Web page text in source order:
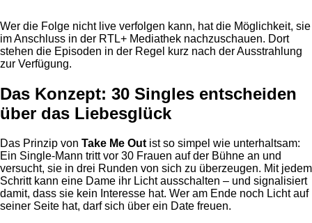
Wer die Folge nicht live verfolgen kann, hat die Möglichkeit, sie
im Anschluss in der RTL+ Mediathek nachzuschauen. Dort
stehen die Episoden in der Regel kurz nach der Ausstrahlung
zur Verfügung.
Das Konzept: 30 Singles entscheiden
über das Liebesglück
Das Prinzip von Take Me Out ist so simpel wie unterhaltsam:
Ein Single-Mann tritt vor 30 Frauen auf der Bühne an und
versucht, sie in drei Runden von sich zu überzeugen. Mit jedem
Schritt kann eine Dame ihr Licht ausschalten – und signalisiert
damit, dass sie kein Interesse hat. Wer am Ende noch Licht auf
seiner Seite hat, darf sich über ein Date freuen.